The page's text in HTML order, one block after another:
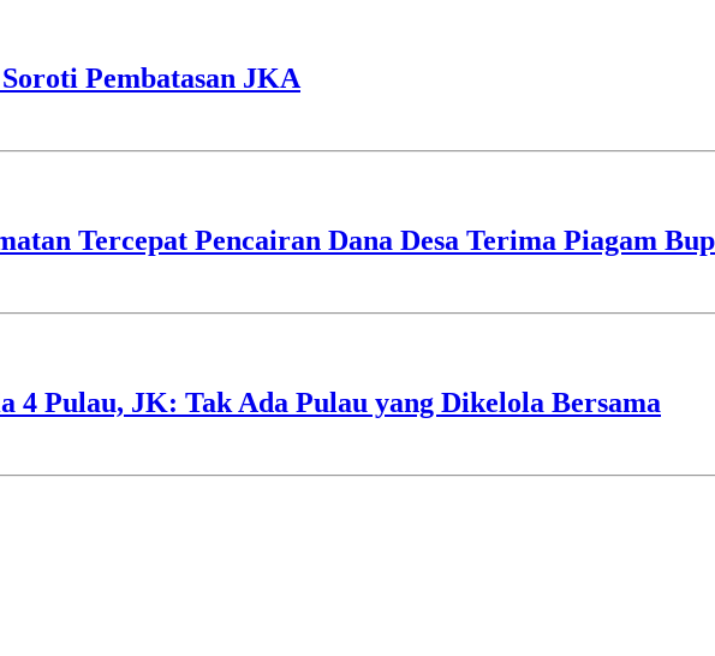
Pembatasan JKA
Tercepat Pencairan Dana Desa Terima Piagam
4 Pulau, JK: Tak Ada Pulau yang Dikelola Bersama